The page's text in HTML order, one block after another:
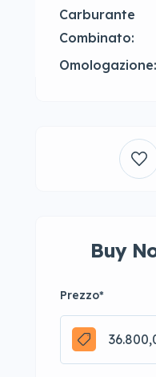
Carburante
Combinato:
Omologazione:
Buy
Prezzo*